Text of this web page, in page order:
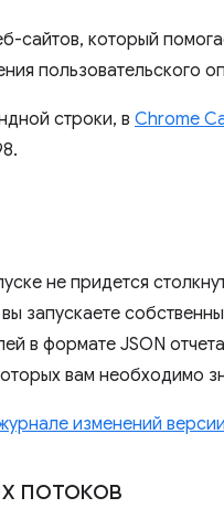
сайтов, который
пользовательского
строки, в Chrome
не придется
запускаете
в формате JSON
вам необходимо
изменений
потоков